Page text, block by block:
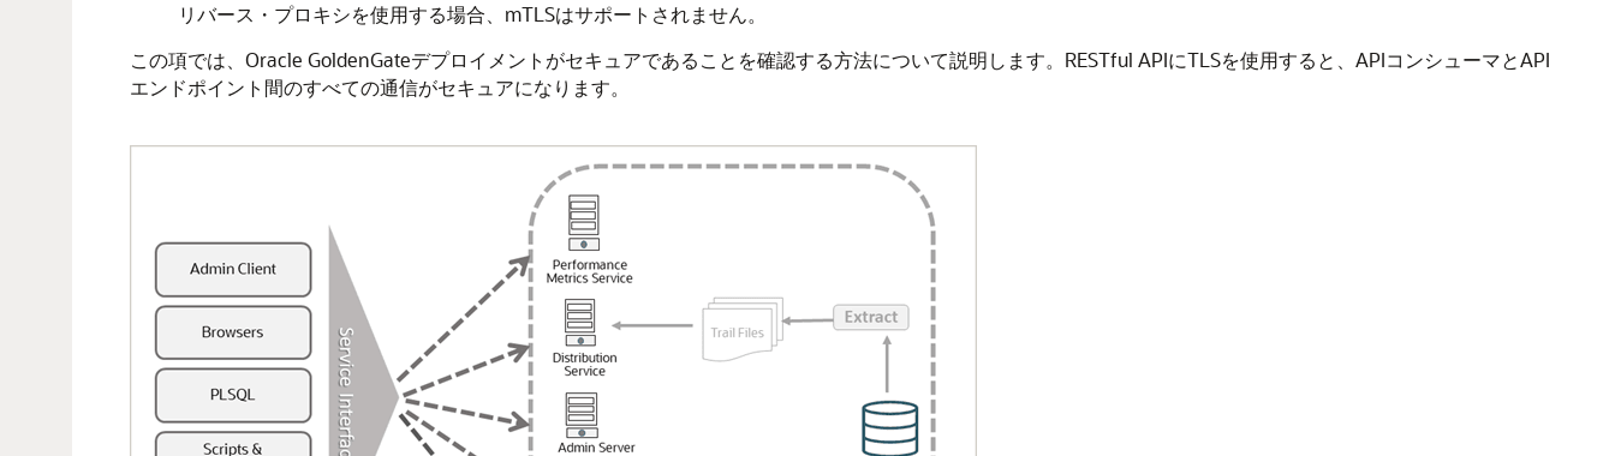
リバース・プロキシを使用する場合、mTLSはサポートされません。
この項では、Oracle GoldenGateデプロイメントがセキュアであることを確認する方法について説明します。RESTful APIにTLSを使用すると、APIコンシューマとAPI
エンドポイント間のすべての通信がセキュアになります。